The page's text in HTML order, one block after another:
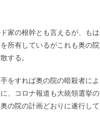
家の根幹とも言えるが、も
所有しているがこれも奥の
する。
をすれば奥の院の暗殺者に
、コロナ報道も大統領選挙
の院の計画どおりに遂行して